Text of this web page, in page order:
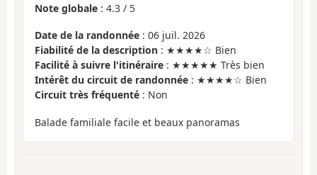
Note globale : 4.3 / 5
Date de la randonnée : 06 juil. 2026
Fiabilité de la description : ★★★★☆ Bien
Facilité à suivre l'itinéraire : ★★★★★ Très bien
Intérêt du circuit de randonnée : ★★★★☆ Bien
Circuit très fréquenté : Non
Balade familiale facile et beaux panoramas